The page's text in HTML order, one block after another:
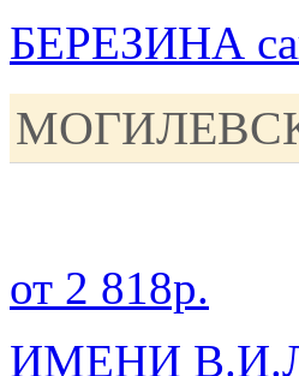
БЕРЕЗИНА
от 2 818р.
ИМЕНИ